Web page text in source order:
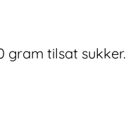
gram tilsat sukker.